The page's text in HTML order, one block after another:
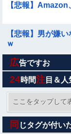
【悲報】
【悲報】男が嫌
ｗ
同僚の美人に土
PS4「FF7リメイ
正拳突きやかか
山田ゆり、AVデ
る！Madonna超
広告ですお
24時間注 目＆
ここをタップして
同 じタグが付い